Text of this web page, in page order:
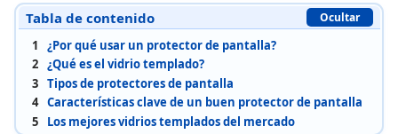
Tabla de contenido Ocultar
1
¿Por qué usar un protector de pantalla?
2 ¿Qué es el vidrio templado?
3 Tipos de protectores de pantalla
4 Características clave de un buen protector de pantalla
5
Los mejores vidrios templados del mercado